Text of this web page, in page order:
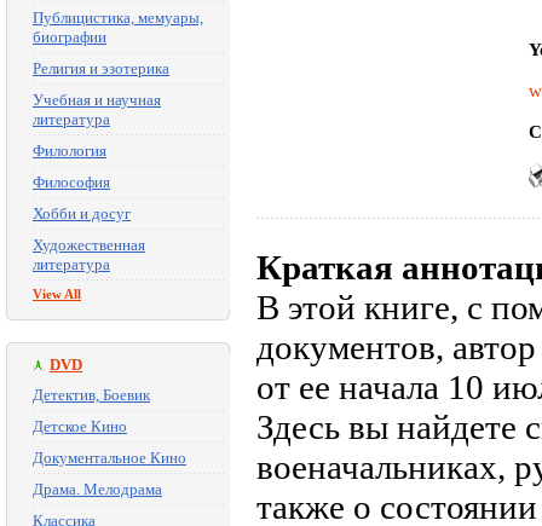
Публицистика, мемуары,
биографии
Религия и эзотерика
Учебная и научная
литература
Филология
Философия
Хобби и досуг
Художественная
литература
View All
DVD
Детектив, Боевик
Детское Кино
Документальное Кино
Драма. Мелодрама
Классика
Краткая
В этой книге, с
документов,
от ее начала 10
Здесь вы найдете
военачальниках,
также о